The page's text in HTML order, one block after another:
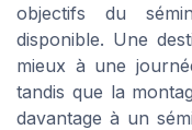
objectifs du
disponible. Une
mieux à une
tandis que la
davantage à un